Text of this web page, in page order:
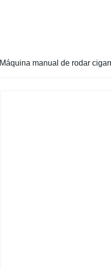
Máquina manual de rodar